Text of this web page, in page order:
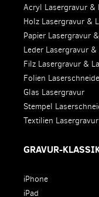
Acryl Lasergravur &
Holz Lasergravur &
Papier Lasergravur
Leder Lasergravur
Filz Lasergravur &
Folien
Glas Lasergravur
Stempel
Textilien
GRAVUR-
iPhone
iPad